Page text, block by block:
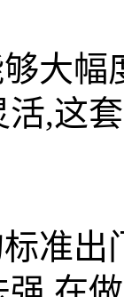
大幅
,这
准